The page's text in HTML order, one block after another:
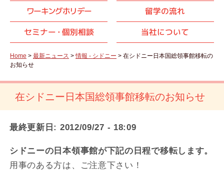
ワーキングホリデー
留学の流れ
セミナー・ 個別相談 当社について
Home > 最新ニュース >情報 - シドニー > 在シドニー日本国総領事館移転の
お知らせ
在シドニー日本国総領事館移転のお知らせ
最終更新日: 2012/09/27 - 18:09
シドニーの日本領事館が下記の日程で移転します。
用事のある方は、ご注意下さい！